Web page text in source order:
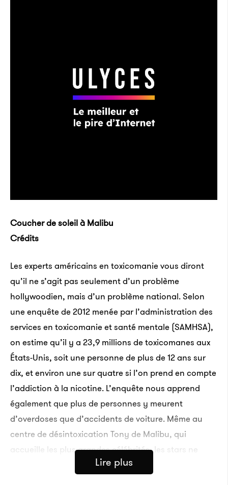
Coucher de soleil à Malibu
Crédits
Les experts américains en toxicomanie vous diront
qu’il ne s’agit pas seulement d’un problème
hollywoodien, mais d’un problème national. Selon
une enquête de 2012 menée par l’administration des
services en toxicomanie et santé mentale (SAMHSA),
on estime qu’il y a 23,9 millions de toxicomanes aux
États-Unis, soit une personne de plus de 12 ans sur
dix, et environ une sur quatre si l’on prend en compte
l’addiction à la nicotine. L’enquête nous apprend
également que plus de personnes y meurent
d’overdoses que d’accidents de voiture. Même au
centre de désintoxication Tony de Malibu, qui
accueille les plus grandes célébrités, les stars ne
constituent que 15 % des clients, bien qu’elles soient
Lire plus